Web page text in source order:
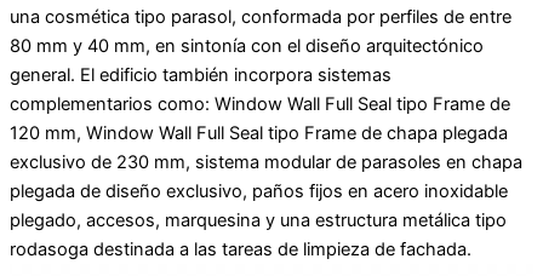
una cosmética tipo parasol, conformada por perfiles de entre
80 mm y 40 mm, en sintonía con el diseño arquitectónico
general. El edificio también incorpora sistemas
complementarios como: Window Wall Full Seal tipo Frame de
120 mm, Window Wall Full Seal tipo Frame de chapa plegada
exclusivo de 230 mm, sistema modular de parasoles en chapa
plegada de diseño exclusivo, paños fijos en acero inoxidable
plegado, accesos, marquesina y una estructura metálica tipo
rodasoga destinada a las tareas de limpieza de fachada.